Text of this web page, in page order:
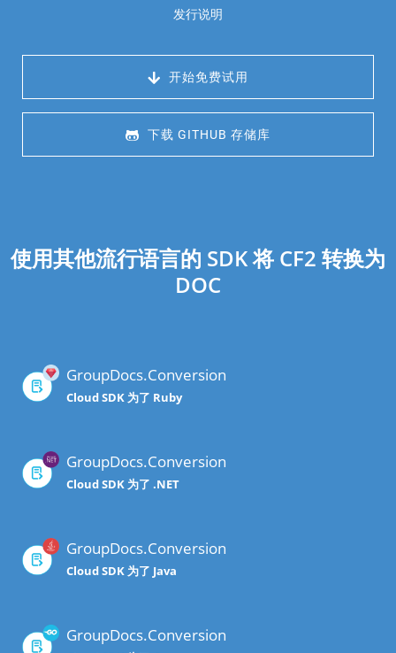
发行说明
开始免费试用
下载 GITHUB 存储库
使用其他流行语言的 SDK 将 CF2 转换为
DOC
GroupDocs.Conversion
Cloud SDK 为了 Ruby
GroupDocs.Conversion
Cloud SDK 为了 .NET
GroupDocs.Conversion
Cloud SDK 为了 Java
GroupDocs.Conversion